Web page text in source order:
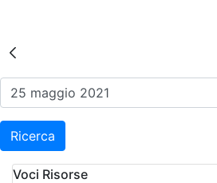
Risultati della
Ricerca
Voci Risorse